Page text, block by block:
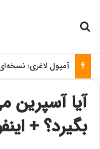
آمپول لاغری؛
آیا آسپرین
بگیرد؟ +